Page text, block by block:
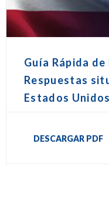
Guía Rápida
Respuestas
Estados Unidos
DESCARGAR PDF